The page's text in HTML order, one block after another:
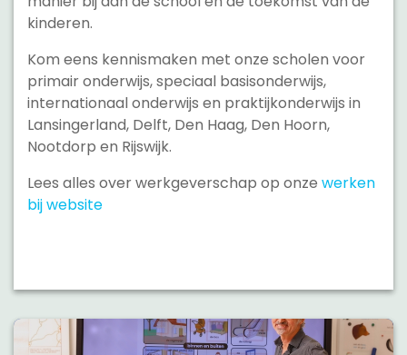
kinderen.
Kom eens kennismaken met onze scholen voor
primair onderwijs, speciaal basisonderwijs,
internationaal onderwijs en praktijkonderwijs in
Lansingerland, Delft, Den Haag, Den Hoorn,
Nootdorp en Rijswijk.
Lees alles over werkgeverschap op onze werken
bij website